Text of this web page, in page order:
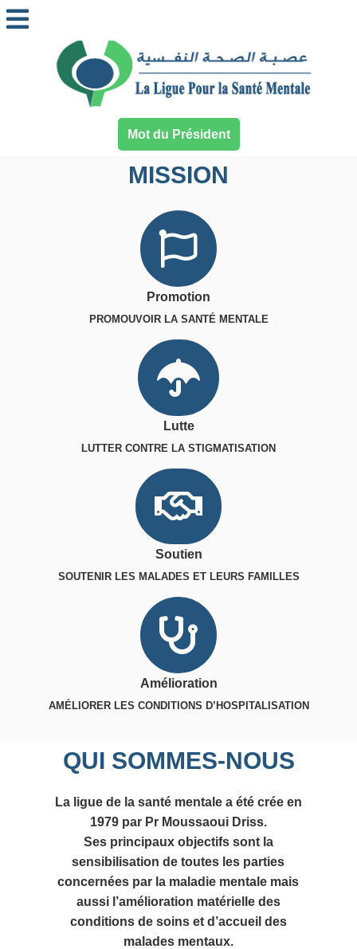
Mot du Président
MISSION
Promotion
PROMOUVOIR LA SANTÉ MENTALE
Lutte
LUTTER CONTRE LA STIGMATISATION
Soutien
SOUTENIR LES MALADES ET LEURS FAMILLES
Amélioration
AMÉLIORER LES CONDITIONS D’HOSPITALISATION
QUI SOMMES-NOUS
La ligue de la santé mentale a été crée en
1979 par Pr Moussaoui Driss.
Ses principaux objectifs sont la
sensibilisation de toutes les parties
concernées par la maladie mentale mais
aussi l’amélioration matérielle des
conditions de soins et d’accueil des
malades mentaux.